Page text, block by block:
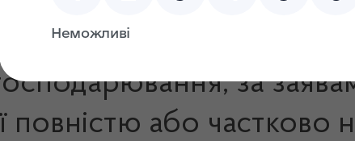
16.08.2022 зупинено дію ліцензії повністю або частково на
за
повністю або частково